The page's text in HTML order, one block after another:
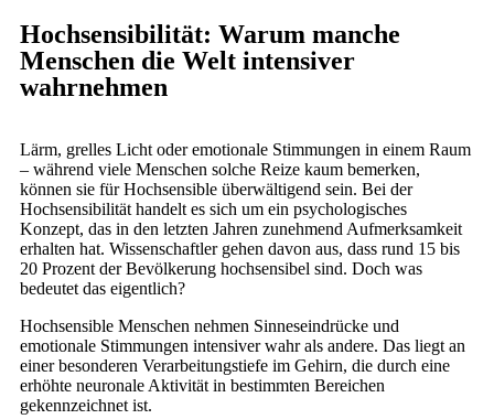
Hochsensibilität: Warum manche
Menschen die Welt intensiver
wahrnehmen
Lärm, grelles Licht oder emotionale Stimmungen in einem Raum
– während viele Menschen solche Reize kaum bemerken,
können sie für Hochsensible überwältigend sein. Bei der
Hochsensibilität handelt es sich um ein psychologisches
Konzept, das in den letzten Jahren zunehmend Aufmerksamkeit
erhalten hat. Wissenschaftler gehen davon aus, dass rund 15 bis
20 Prozent der Bevölkerung hochsensibel sind. Doch was
bedeutet das eigentlich?
Hochsensible Menschen nehmen Sinneseindrücke und
emotionale Stimmungen intensiver wahr als andere. Das liegt an
einer besonderen Verarbeitungstiefe im Gehirn, die durch eine
erhöhte neuronale Aktivität in bestimmten Bereichen
gekennzeichnet ist.